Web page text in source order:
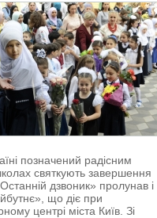
позначений радісним
святкують завершення
дзвоник» пролунав і
що діє при
центрі міста Київ. Зі